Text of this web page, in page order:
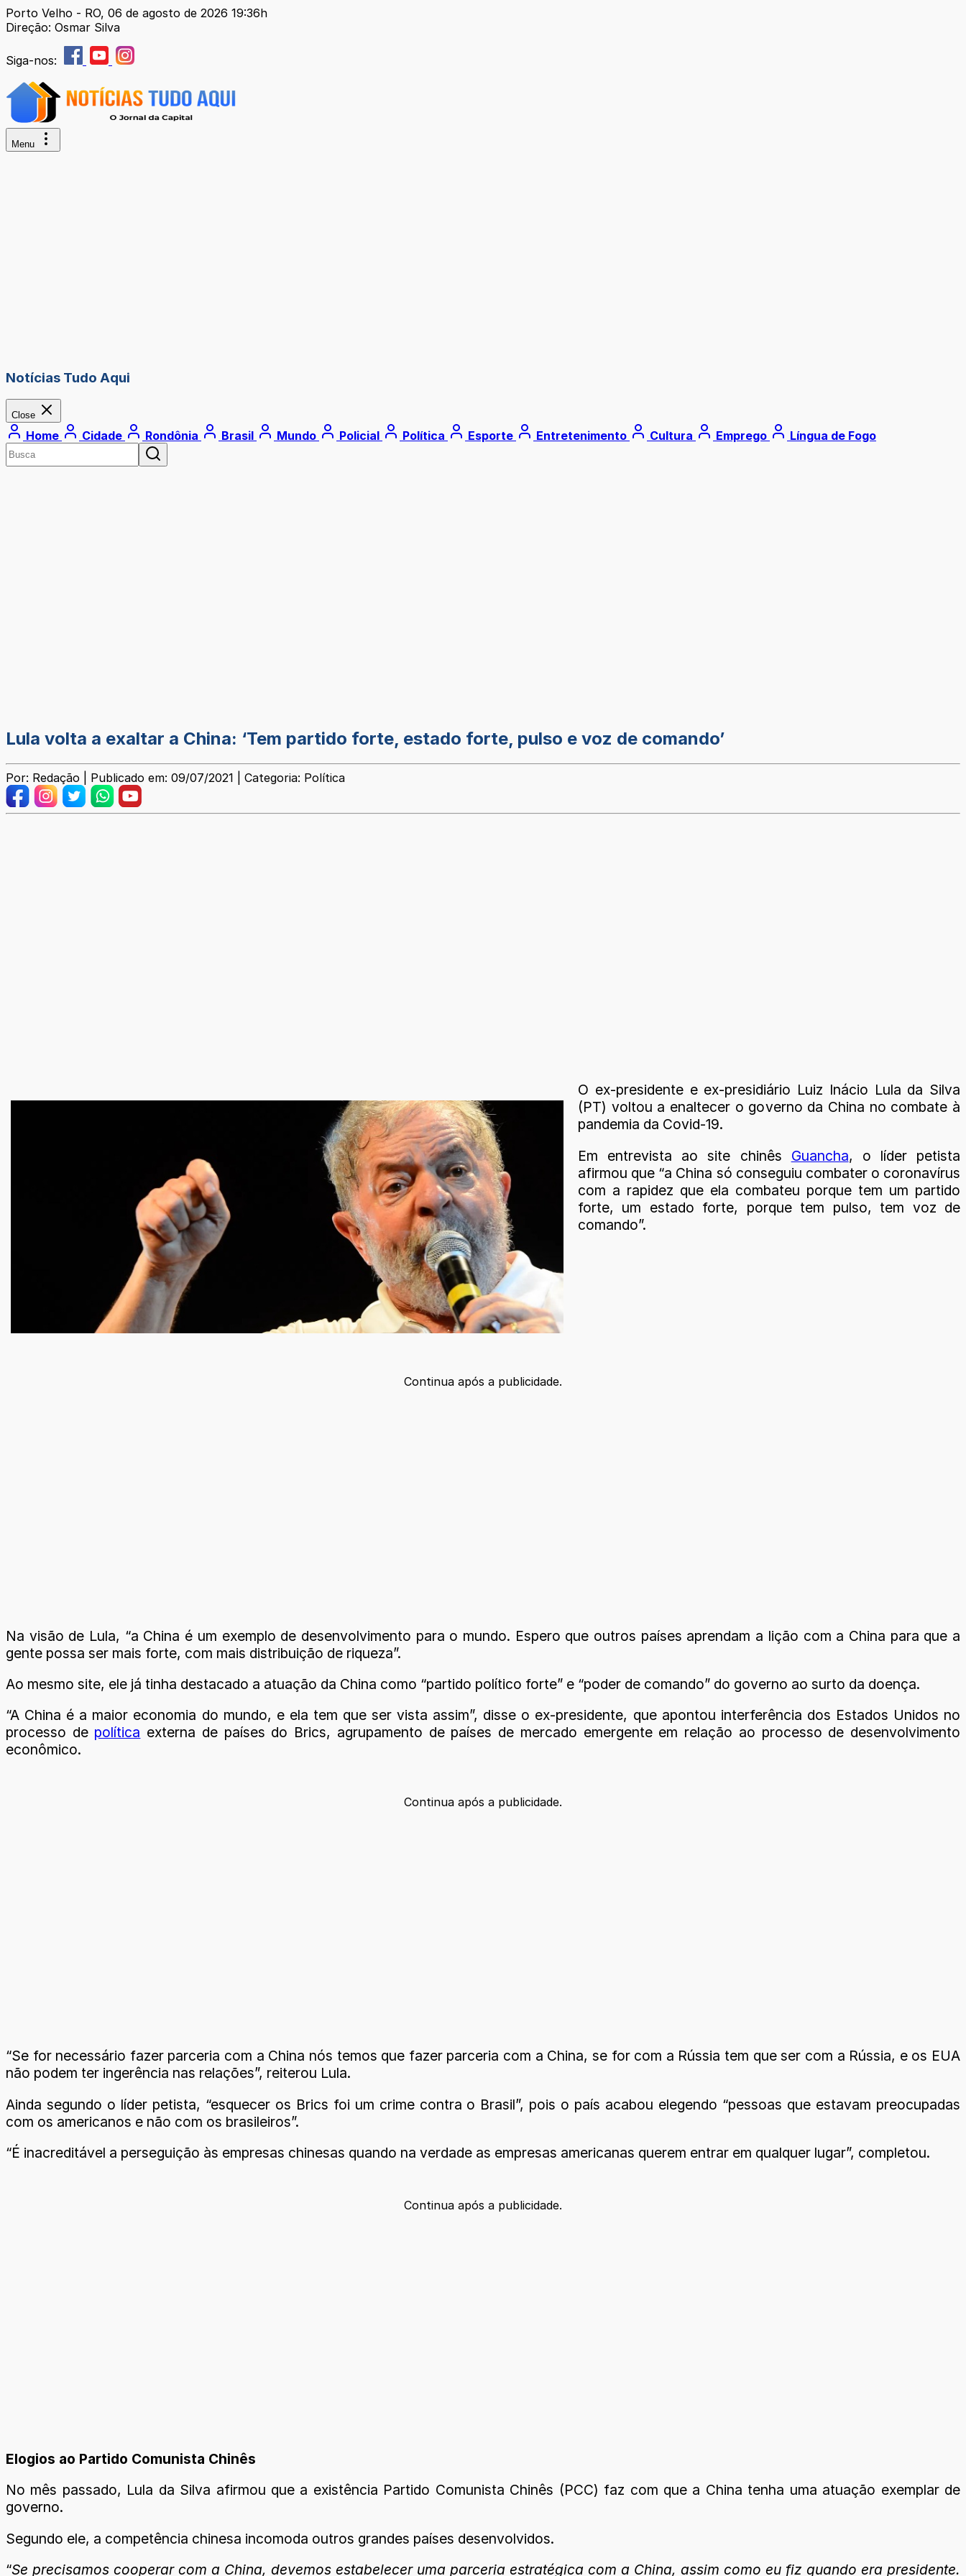
Porto Velho - RO, 06 de agosto de 2026 19:36h
Direção: Osmar Silva
Siga-nos:
Menu
Notícias Tudo Aqui
Close
Home Cidade Rondônia Brasil Mundo Policial Política Esporte Entretenimento Cultura Emprego Língua de Fogo
Lula volta a exaltar a China: ‘Tem partido forte, estado forte, pulso e voz de comando’
Por: Redação | Publicado em: 09/07/2021 | Categoria: Política
O ex-presidente e ex-presidiário Luiz Inácio Lula da Silva
(PT) voltou a enaltecer o governo da China no combate à
pandemia da Covid-19.
Em entrevista ao site chinês Guancha, o líder petista
afirmou que “a China só conseguiu combater o coronavírus
com a rapidez que ela combateu porque tem um partido
forte, um estado forte, porque tem pulso, tem voz de
comando”.
Continua após a publicidade.
Na visão de Lula, “a China é um exemplo de desenvolvimento para o mundo. Espero que outros países aprendam a lição com a China para que a
gente possa ser mais forte, com mais distribuição de riqueza”.
Ao mesmo site, ele já tinha destacado a atuação da China como “partido político forte” e “poder de comando” do governo ao surto da doença.
“A China é a maior economia do mundo, e ela tem que ser vista assim”, disse o ex-presidente, que apontou interferência dos Estados Unidos no
processo de política externa de países do Brics, agrupamento de países de mercado emergente em relação ao processo de desenvolvimento
econômico.
Continua após a publicidade.
“Se for necessário fazer parceria com a China nós temos que fazer parceria com a China, se for com a Rússia tem que ser com a Rússia, e os EUA
não podem ter ingerência nas relações”, reiterou Lula.
Ainda segundo o líder petista, “esquecer os Brics foi um crime contra o Brasil”, pois o país acabou elegendo “pessoas que estavam preocupadas
com os americanos e não com os brasileiros”.
“É inacreditável a perseguição às empresas chinesas quando na verdade as empresas americanas querem entrar em qualquer lugar”, completou.
Continua após a publicidade.
Elogios ao Partido Comunista Chinês
No mês passado, Lula da Silva afirmou que a existência Partido Comunista Chinês (PCC) faz com que a China tenha uma atuação exemplar de
governo.
Segundo ele, a competência chinesa incomoda outros grandes países desenvolvidos.
“Se precisamos cooperar com a China, devemos estabelecer uma parceria estratégica com a China, assim como eu fiz quando era presidente.